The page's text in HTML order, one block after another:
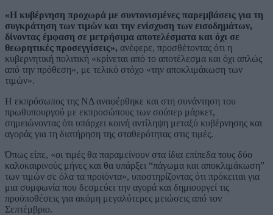
«Η κυβέρνηση προχωρά με συντονισμένες παρεμβάσεις για τη
συγκράτηση των τιμών και την ενίσχυση των εισοδημάτων,
δίνοντας έμφαση σε μετρήσιμα αποτελέσματα και όχι σε
θεωρητικές προσεγγίσεις», ανέφερε, προσθέτοντας ότι η
κυβερνητική πολιτική «κρίνεται από το αποτέλεσμα και όχι απλώς
από την πρόθεση», με τελικό στόχο «την αποκλιμάκωση των
τιμών».
Η εκπρόσωπος της ΝΔ αναφέρθηκε και στη συνάντηση του
πρωθυπουργού με εκπροσώπους των σούπερ μάρκετ,
σημειώνοντας ότι υπάρχει κοινή αντίληψη μεταξύ κυβέρνησης και
αγοράς για τη διατήρηση της σταθερότητας στις τιμές.
Όπως είπε, «οι τιμές θα παραμείνουν στα ίδια επίπεδα τους δύο
καλοκαιρινούς μήνες και θα υπάρξει “πάγωμα και αποκλιμάκωση”
των τιμών σε όλα τα προϊόντα», υποστηρίζοντας ότι πρόκειται για
μια συμφωνία που δεσμεύει την αγορά και δημιουργεί τις
προϋποθέσεις για ακόμη μεγαλύτερες μειώσεις από τον
Σεπτέμβριο.